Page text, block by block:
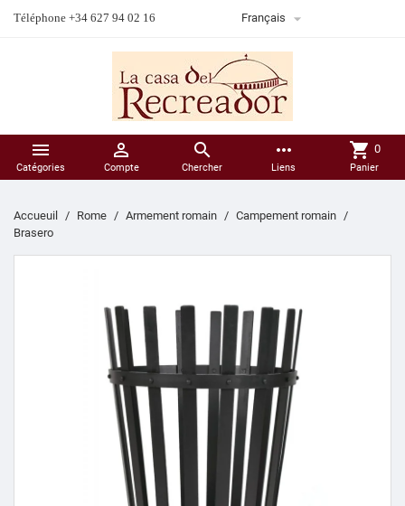
Téléphone +34 627 94 02 16 Français 

Catégories

Compte

Chercher
more_horiz
Liens
shopping_cart 0
Panier
Accueuil Rome Armement romain
Campement romain
Brasero